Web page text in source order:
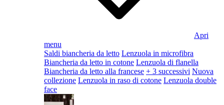
Apri
menu
Saldi biancheria da letto Lenzuola in microfibra
Biancheria da letto in cotone Lenzuola di flanella
Biancheria da letto alla francese + 3 successivi Nuova
collezione Lenzuola in raso di cotone Lenzuola double
face